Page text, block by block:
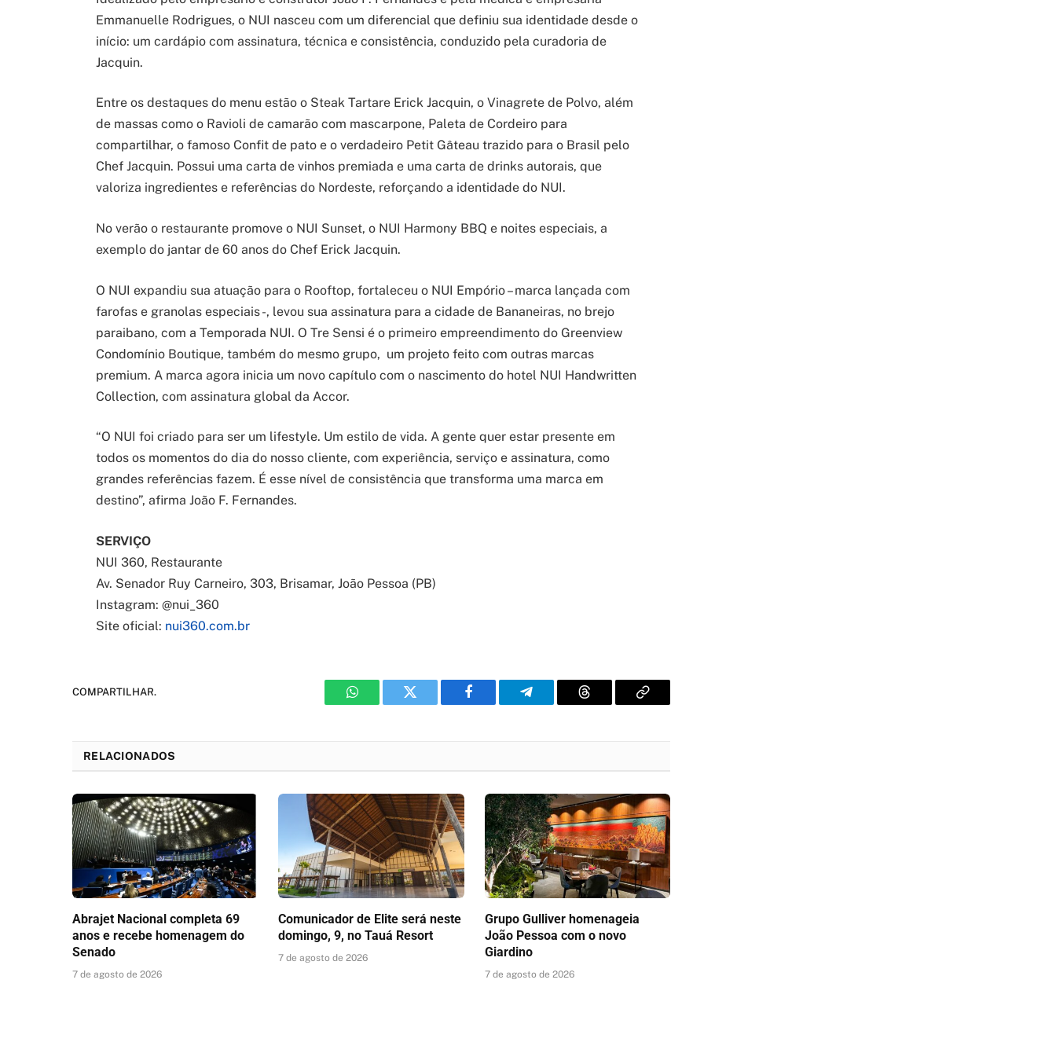
Emmanuelle Rodrigues, o NUI nasceu com um diferencial que definiu sua identidade desde o
início: um cardápio com assinatura, técnica e consistência, conduzido pela curadoria de
Jacquin.
Entre os destaques do menu estão o Steak Tartare Erick Jacquin, o Vinagrete de Polvo, além
de massas como o Ravioli de camarão com mascarpone, Paleta de Cordeiro para
compartilhar, o famoso Confit de pato e o verdadeiro Petit Gâteau trazido para o Brasil pelo
Chef Jacquin. Possui uma carta de vinhos premiada e uma carta de drinks autorais, que
valoriza ingredientes e referências do Nordeste, reforçando a identidade do NUI.
No verão o restaurante promove o NUI Sunset, o NUI Harmony BBQ e noites especiais, a
exemplo do jantar de 60 anos do Chef Erick Jacquin.
O NUI expandiu sua atuação para o Rooftop, fortaleceu o NUI Empório – marca lançada com
farofas e granolas especiais -, levou sua assinatura para a cidade de Bananeiras, no brejo
paraibano, com a Temporada NUI. O Tre Sensi é o primeiro empreendimento do Greenview
Condomínio Boutique, também do mesmo grupo, um projeto feito com outras marcas
premium. A marca agora inicia um novo capítulo com o nascimento do hotel NUI Handwritten
Collection, com assinatura global da Accor.
“O NUI foi criado para ser um lifestyle. Um estilo de vida. A gente quer estar presente em
todos os momentos do dia do nosso cliente, com experiência, serviço e assinatura, como
grandes referências fazem. É esse nível de consistência que transforma uma marca em
destino”, afirma João F. Fernandes.
SERVIÇO
NUI 360, Restaurante
Av. Senador Ruy Carneiro, 303, Brisamar, João Pessoa (PB)
Instagram: @nui_360
Site oficial: nui360.com.br
COMPARTILHAR.
WhatsAppTwitter Facebook Telegram Threads
Copy
RELACIONADOS
Abrajet Nacional completa 69
anos e recebe homenagem do
Senado
7 de agosto de 2026
Comunicador de Elite será neste
domingo, 9, no Tauá Resort
7 de agosto de 2026
Grupo Gulliver homenageia
João Pessoa com o novo
Giardino
7 de agosto de 2026